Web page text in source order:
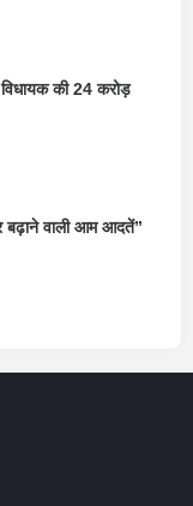
विधायक की 24 करोड़
बढ़ाने वाली आम आदतें”